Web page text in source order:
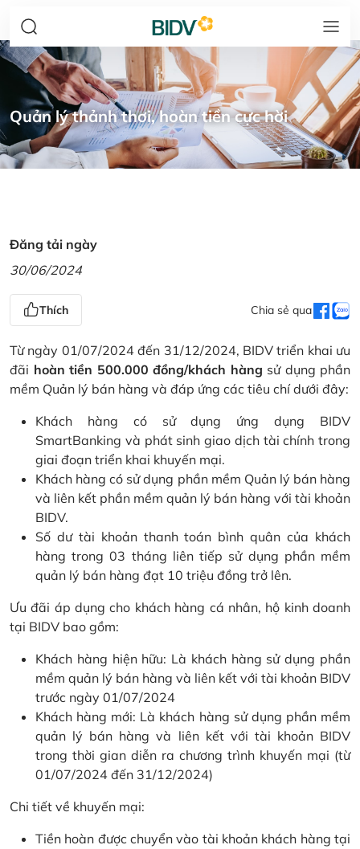
Quản lý thảnh thơi, hoàn tiền cực hời
Đăng tải ngày
30/06/2024
Thích Chia sẻ qua
Từ ngày 01/07/2024 đến 31/12/2024, BIDV triển khai ưu
đãi hoàn tiền 500.000 đồng/khách hàng sử dụng phần
mềm Quản lý bán hàng và đáp ứng các tiêu chí dưới đây:
Khách hàng có sử dụng ứng dụng BIDV
SmartBanking và phát sinh giao dịch tài chính trong
giai đoạn triển khai khuyến mại.
Khách hàng có sử dụng phần mềm Quản lý bán hàng
và liên kết phần mềm quản lý bán hàng với tài khoản
BIDV.
Số dư tài khoản thanh toán bình quân của khách
hàng trong 03 tháng liên tiếp sử dụng phần mềm
quản lý bán hàng đạt 10 triệu đồng trở lên.
Ưu đãi áp dụng cho khách hàng cá nhân, hộ kinh doanh
tại BIDV bao gồm:
Khách hàng hiện hữu: Là khách hàng sử dụng phần
mềm quản lý bán hàng và liên kết với tài khoản BIDV
trước ngày 01/07/2024
Khách hàng mới: Là khách hàng sử dụng phần mềm
quản lý bán hàng và liên kết với tài khoản BIDV
trong thời gian diễn ra chương trình khuyến mại (từ
01/07/2024 đến 31/12/2024)
Chi tiết về khuyến mại:
Tiền hoàn được chuyển vào tài khoản khách hàng tại